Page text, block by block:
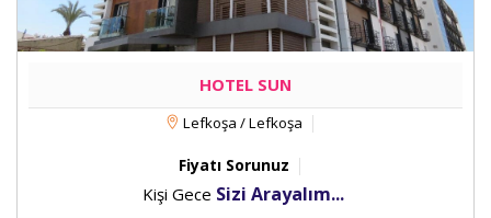
HOTEL SUN
Lefkoşa / Lefkoşa
Fiyatı Sorunuz
Kişi Gece Sizi Arayalım...